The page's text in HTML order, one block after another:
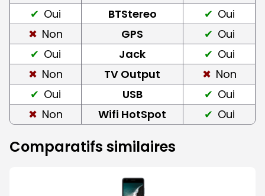
Oui
BTStereo
Oui
Non
GPS
Oui
Oui
Jack
Oui
Non
TV Output
Non
Oui
USB
Oui
Non
Wifi HotSpot Oui
Comparatifs similaires